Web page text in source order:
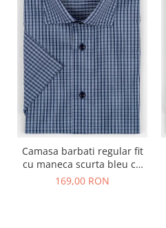
Camasa barbati regular fit
cu maneca scurta bleu cu
carouri bleumarin 2XL
169,00 RON